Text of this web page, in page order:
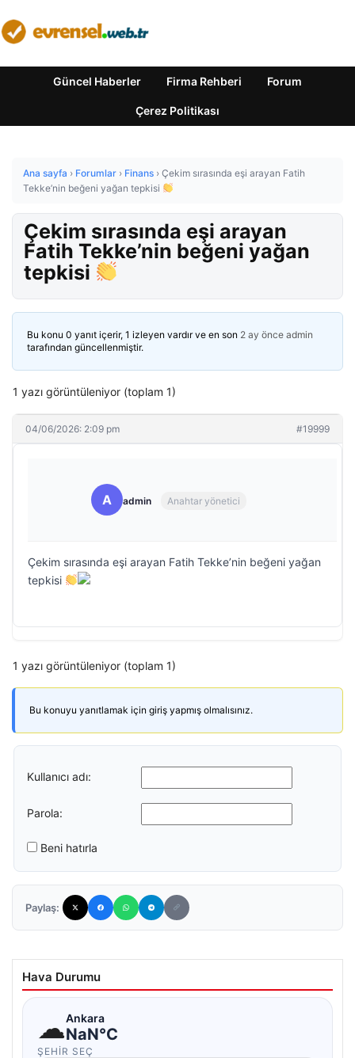
Güncel Haberler Firma Rehberi Forum
Çerez Politikası
Ana sayfa › Forumlar › Finans › Çekim sırasında eşi arayan Fatih
Tekke’nin beğeni yağan tepkisi
Çekim sırasında eşi arayan
Fatih Tekke’nin beğeni yağan
tepkisi
Bu konu 0 yanıt içerir, 1 izleyen vardır ve en son 2 ay önce admin
tarafından güncellenmiştir.
1 yazı görüntüleniyor (toplam 1)
04/06/2026: 2:09 pm #19999
A admin Anahtar yönetici
Çekim sırasında eşi arayan Fatih Tekke’nin beğeni yağan
tepkisi
1 yazı görüntüleniyor (toplam 1)
Bu konuyu yanıtlamak için giriş yapmış olmalısınız.
Kullanıcı adı:
Parola:
Beni hatırla
Paylaş:
Hava Durumu
☁Ankara
NaN°C
ŞEHIR SEÇ